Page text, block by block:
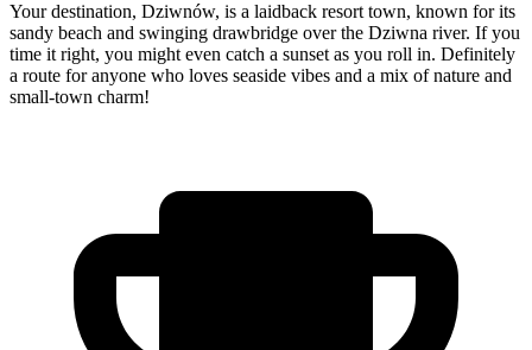
Your destination, Dziwnów, is a laidback resort town, known for its
sandy beach and swinging drawbridge over the Dziwna river. If you
time it right, you might even catch a sunset as you roll in. Definitely
a route for anyone who loves seaside vibes and a mix of nature and
small-town charm!